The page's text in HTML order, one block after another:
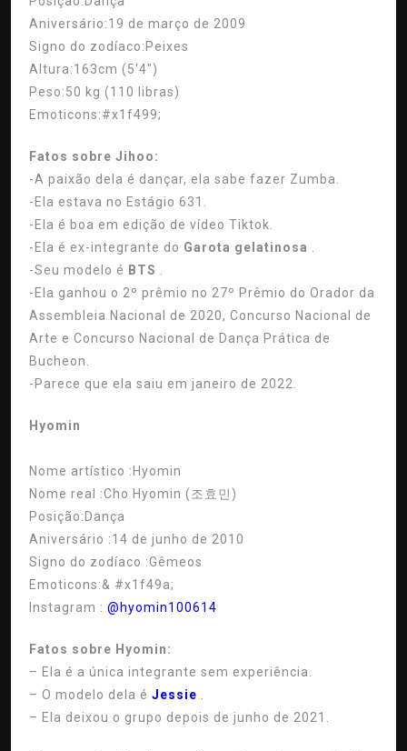
Aniversário:19 de março de 2009
Signo do zodíaco: Peixes
Altura:163cm (5'4″)
Peso:50 kg (110 libras)
Emoticons:#x1f499;
Fatos sobre Jihoo:
-A paixão dela é dançar, ela sabe fazer Zumba.
-Ela estava no Estágio 631.
-Ela é boa em edição de vídeo Tiktok.
-Ela é ex-integrante do Garota gelatinosa
-Seu modelo é BTS
-Ela ganhou o 2º prêmio no 27º Prêmio do Orador da
Assembleia Nacional de 2020, Concurso Nacional de
Arte e Concurso Nacional de Dança Prática de
Bucheon.
-Parece que ela saiu em janeiro de 2022.
Hyomin
Nome artístico : Hyomin
Nome real :Cho Hyomin (조효민)
Posição: Dança
Aniversário :14 de junho de 2010
Signo do zodíaco :Gêmeos
Emoticons:& #x1f49a;
Instagram : @hyomin100614
Fatos sobre Hyomin:
– Ela é a única integrante sem experiência.
– O modelo dela é Jessie
– Ela deixou o grupo depois de junho de 2021.